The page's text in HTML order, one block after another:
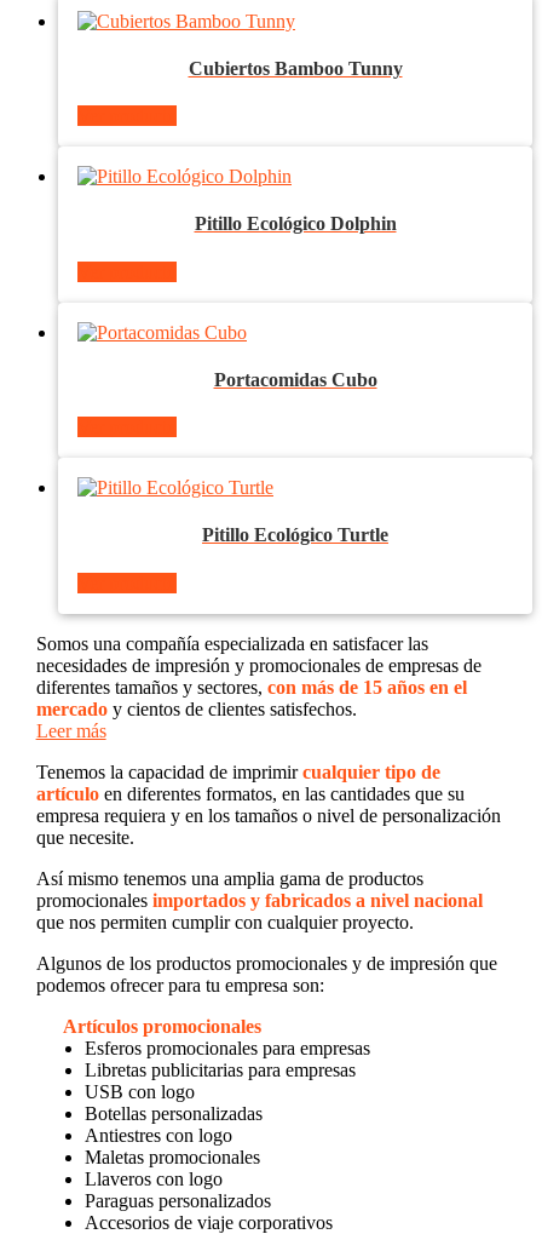
Cubiertos Bamboo Tunny
Pitillo Ecológico Dolphin
Portacomidas Cubo
Pitillo Ecológico Turtle
Somos una compañía especializada en satisfacer las
necesidades de impresión y promocionales de empresas de
diferentes tamaños y sectores, con más de 15 años en el
mercadoy cientos de clientes satisfechos.
Leer más
Tenemos la capacidad de imprimircualquier tipo de
artículoen diferentes formatos, en las cantidades que su
empresa requiera y en los tamaños o nivel de personalización
que necesite.
Así mismo tenemos una amplia gama de productos
promocionales importados y fabricados a nivel nacional
que nos permiten cumplir con cualquier proyecto.
Algunos de los productos promocionales y de impresión que
podemos ofrecer para tu empresa son:
Artículos promocionales
Esferos promocionales para empresas
Libretas publicitarias para empresas
USB con logo
Botellas personalizadas
Antiestres con logo
Maletas promocionales
Llaveros con logo
Paraguas personalizados
Accesorios de viaje corporativos